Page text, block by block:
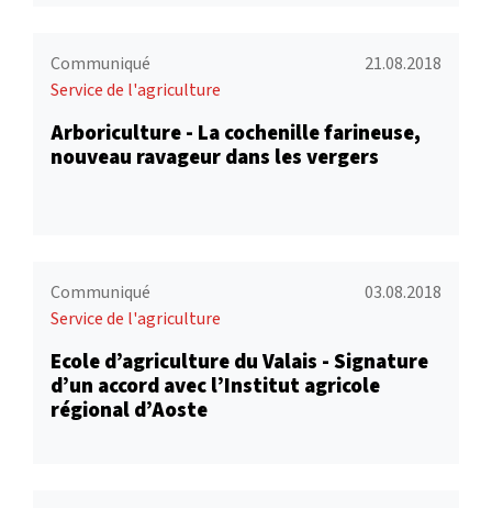
Communiqué
21.08.2018
Service de l'agriculture
Arboriculture - La cochenille farineuse,
nouveau ravageur dans les vergers
Communiqué
03.08.2018
Service de l'agriculture
Ecole d’agriculture du Valais - Signature
d’un accord avec l’Institut agricole
régional d’Aoste